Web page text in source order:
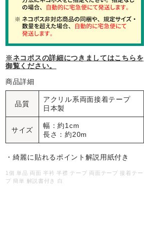
※ネコポスの詳細につきましてはこちらを
御覧ください。
商品詳細
品質
アクリル系両面接着テープ
日本製
サイズ
幅：約1cm
長さ：約20m
・綺麗に貼れるポイント解説用紙付き
1個 単品 両面 半衿 半襟 テープ 両面テープ 接着テー
プ 簡単 解説書付き 白